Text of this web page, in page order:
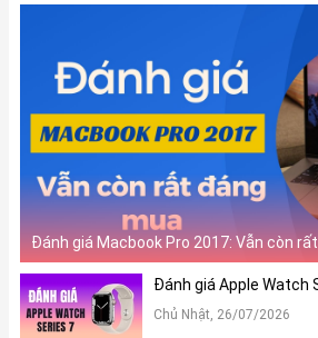
Đánh giá Macbook Pro 2017: Vẫn còn
Đánh giá Apple Watch
Chủ Nhật, 26/07/2026